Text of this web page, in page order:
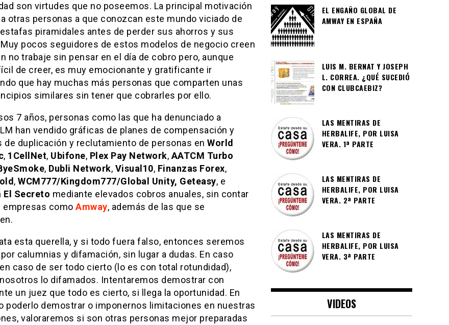
son virtudes que no poseemos. La principal motivación
otras personas a que conozcan este mundo viciado de
piramidales antes de perder sus ahorros y sus
pocos seguidores de estos modelos de negocio creen
no trabaje sin pensar en el día de cobro pero, aunque
de creer, es muy emocionante y gratificante ir
que hay muchas más personas que comparten unas
similares sin tener que cobrarles por ello.
7 años, personas como las que ha denunciado a
han vendido gráficas de planes de compensación y
de duplicación y reclutamiento de personas en World
, 1CellNet, Ubifone, Plex Pay Network,AATCM Turbo
, Dubli Network, Visual10, Finanzas Forex,
, WCM777/Kingdom777/Global Unity, Geteasy, e
El Secreto mediante elevados cobros anuales, sin contar
empresas comoAmway, además de las que se
esta querella, y si todo fuera falso, entonces seremos
calumnias y difamación, sin lugar a dudas. En caso
caso de ser todo cierto (lo es con total rotundidad),
lo difamados. Intentaremos demostrar con
un juez que todo es cierto, si llega la oportunidad. En
poderlo demostrar o imponernos limitaciones en nuestras
valoraremos si son otras personas mejor preparadas
EL ENGAÑO GLOBAL DE
AMWAY EN ESPAÑA
LUIS M. BERNAT Y JOSEPH
L. CORREA. ¿QUÉ SUCEDIÓ
CON CLUBCAEBIZ?
LAS MENTIRAS DE
HERBALIFE, POR LUISA
VERA. 1ª PARTE
LAS MENTIRAS DE
HERBALIFE, POR LUISA
VERA. 2ª PARTE
LAS MENTIRAS DE
HERBALIFE, POR LUISA
VERA. 3ª PARTE
VIDEOS